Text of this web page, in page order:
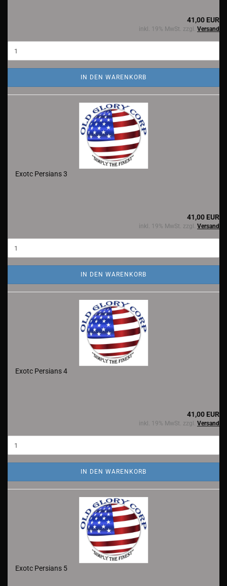
41,00 EUR
inkl. 19% MwSt. zzgl. Versand
IN DEN WARENKORB
Exotc Persians 3
41,00 EUR
inkl. 19% MwSt. zzgl. Versand
IN DEN WARENKORB
Exotc Persians 4
41,00 EUR
inkl. 19% MwSt. zzgl. Versand
IN DEN WARENKORB
Exotc Persians 5